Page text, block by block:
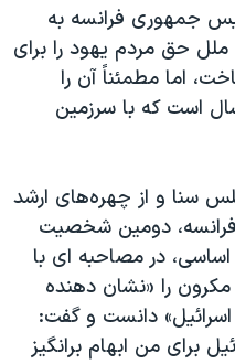
جمهوری فرانسه به
ملل حق مردم یهود را برای
اما مطمئناً آن را
نکرد. مردم یهود ۳۵۰۰ سال است که با سرزمین
سنا و از چهره‌های ارشد
دومین شخصیت
در مصاحبه ای با
مکرون را «نشان دهنده
دانست و گفت:
برای من ابهام برانگیز